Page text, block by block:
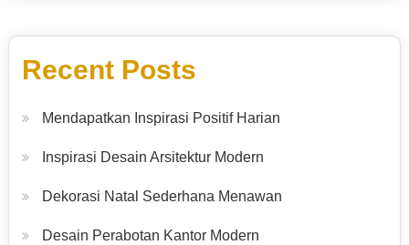
Recent Posts
Mendapatkan Inspirasi Positif Harian
Inspirasi Desain Arsitektur Modern
Dekorasi Natal Sederhana Menawan
Desain Perabotan Kantor Modern